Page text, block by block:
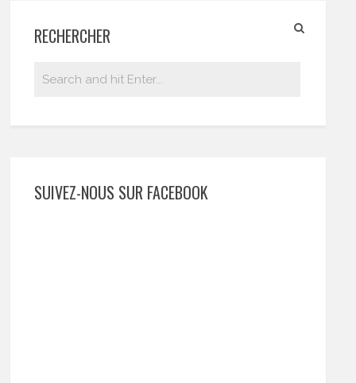
RECHERCHER
SUIVEZ-NOUS SUR FACEBOOK